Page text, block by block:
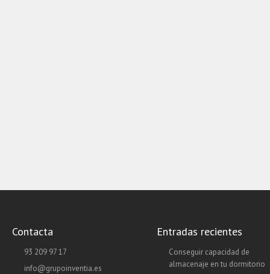
Contacta
93 209 97 17
info@grupoinventia.es
Entradas recientes
Conseguir capacidad de
almacenaje en tu dormitorio